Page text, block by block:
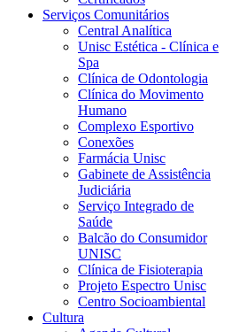
Serviços Comunitários
Central Analítica
Unisc Estética - Clínica e
Spa
Clínica de Odontologia
Clínica do Movimento
Humano
Complexo Esportivo
Conexões
Farmácia Unisc
Gabinete de Assistência
Judiciária
Serviço Integrado de
Saúde
Balcão do Consumidor
UNISC
Clínica de Fisioterapia
Projeto Espectro Unisc
Centro Socioambiental
Cultura